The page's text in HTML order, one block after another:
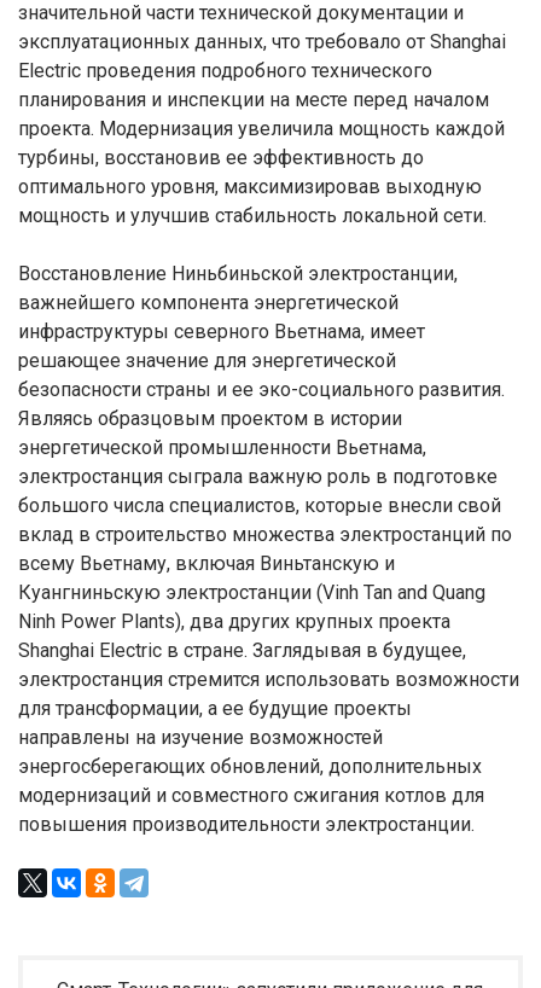
значительной части технической документации и
эксплуатационных данных, что требовало от Shanghai
Electric проведения подробного технического
планирования и инспекции на месте перед началом
проекта. Модернизация увеличила мощность каждой
турбины, восстановив ее эффективность до
оптимального уровня, максимизировав выходную
мощность и улучшив стабильность локальной сети.
Восстановление Ниньбиньской электростанции,
важнейшего компонента энергетической
инфраструктуры северного Вьетнама, имеет
решающее значение для энергетической
безопасности страны и ее эко-социального развития.
Являясь образцовым проектом в истории
энергетической промышленности Вьетнама,
электростанция сыграла важную роль в подготовке
большого числа специалистов, которые внесли свой
вклад в строительство множества электростанций по
всему Вьетнаму, включая Виньтанскую и
Куангниньскую электростанции (Vinh Tan and Quang
Ninh Power Plants), два других крупных проекта
Shanghai Electric в стране. Заглядывая в будущее,
электростанция стремится использовать возможности
для трансформации, а ее будущие проекты
направлены на изучение возможностей
энергосберегающих обновлений, дополнительных
модернизаций и совместного сжигания котлов для
повышения производительности электростанции.